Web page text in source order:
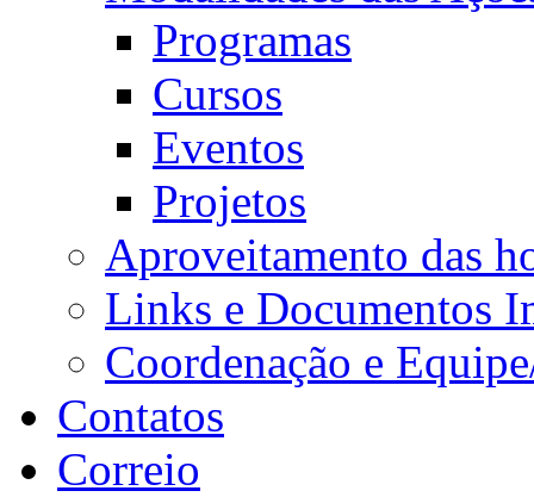
Programas
Cursos
Eventos
Projetos
Aproveitamento das
Links e Documentos
Coordenação e
Contatos
Correio